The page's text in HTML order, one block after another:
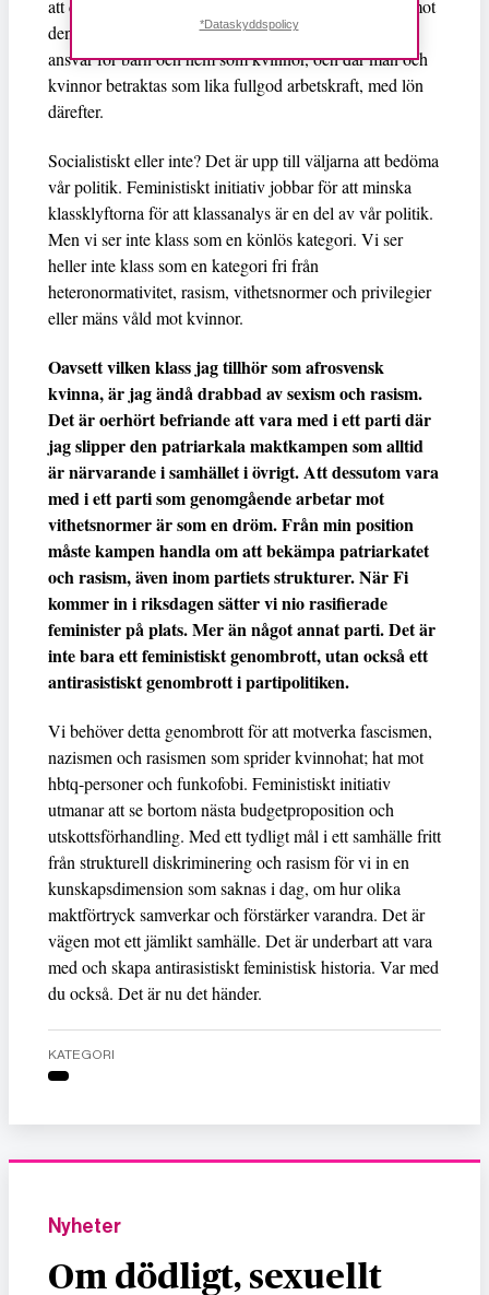
att det är kvinnan som ska vara hemma och ta steget mot
den samhällsordning där män förutsätts ta lika stort
ansvar för barn och hem som kvinnor, och där män och
kvinnor betraktas som lika fullgod arbetskraft, med lön
därefter.
Socialistiskt eller inte? Det är upp till väljarna att bedöma
vår politik. Feministiskt initiativ jobbar för att minska
klassklyftorna för att klassanalys är en del av vår politik.
Men vi ser inte klass som en könlös kategori. Vi ser
heller inte klass som en kategori fri från
heteronormativitet, rasism, vithetsnormer och privilegier
eller mäns våld mot kvinnor.
Oavsett vilken klass jag tillhör som afrosvensk
kvinna, är jag ändå drabbad av sexism och rasism.
Det är oerhört befriande att vara med i ett parti där
jag slipper den patriarkala maktkampen som alltid
är närvarande i samhället i övrigt. Att dessutom vara
med i ett parti som genomgående arbetar mot
vithetsnormer är som en dröm. Från min position
måste kampen handla om att bekämpa patriarkatet
och rasism, även inom partiets strukturer. När Fi
kommer in i riksdagen sätter vi nio rasifierade
feminister på plats. Mer än något annat parti. Det är
inte bara ett feministiskt genombrott, utan också ett
antirasistiskt genombrott i partipolitiken.
Vi behöver detta genombrott för att motverka fascismen,
nazismen och rasismen som sprider kvinnohat; hat mot
hbtq-personer och funkofobi. Feministiskt initiativ
utmanar att se bortom nästa budgetproposition och
utskottsförhandling. Med ett tydligt mål i ett samhälle fritt
från strukturell diskriminering och rasism för vi in en
kunskapsdimension som saknas i dag, om hur olika
maktförtryck samverkar och förstärker varandra. Det är
vägen mot ett jämlikt samhälle. Det är underbart att vara
med och skapa antirasistiskt feministisk historia. Var med
du också. Det är nu det händer.
KATEGORI
Nyheter
Om dödligt, sexuellt
*Dataskyddspolicy